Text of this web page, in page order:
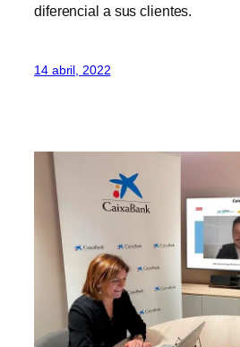
diferencial a sus clientes.
14 abril, 2022